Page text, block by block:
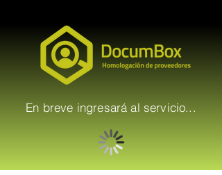
En breve ingresará al servicio...